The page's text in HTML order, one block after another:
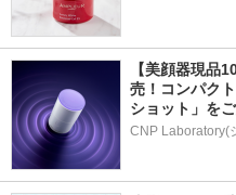
【美顔器現品
売！コンパク
ショット」を
CNP Laboratory(